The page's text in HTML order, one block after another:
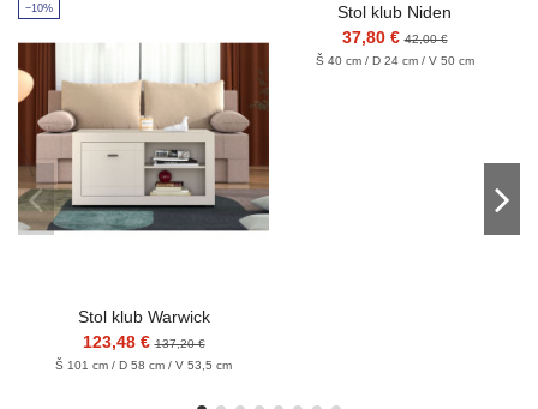
−10%
Stol klub Warwick
123,48 €137,20 €
Š 101 cm / D 58 cm / V 53,5 cm
Stol klub Niden
37,80 €42,00 €
Š 40 cm / D 24 cm / V 50 cm